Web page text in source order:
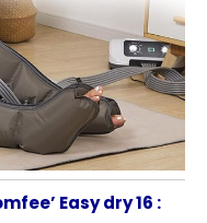
Easy dry 16 :